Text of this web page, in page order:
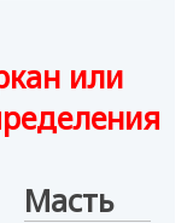
или
Масть